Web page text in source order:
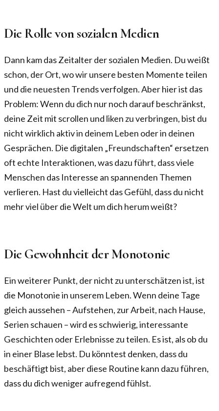
Die Rolle von sozialen Medien
Dann kam das Zeitalter der sozialen Medien. Du weißt
schon, der Ort, wo wir unsere besten Momente teilen
und die neuesten Trends verfolgen. Aber hier ist das
Problem: Wenn du dich nur noch darauf beschränkst,
deine Zeit mit scrollen und liken zu verbringen, bist du
nicht wirklich aktiv in deinem Leben oder in deinen
Gesprächen. Die digitalen „Freundschaften“ ersetzen
oft echte Interaktionen, was dazu führt, dass viele
Menschen das Interesse an spannenden Themen
verlieren. Hast du vielleicht das Gefühl, dass du nicht
mehr viel über die Welt um dich herum weißt?
Die Gewohnheit der Monotonie
Ein weiterer Punkt, der nicht zu unterschätzen ist, ist
die Monotonie in unserem Leben. Wenn deine Tage
gleich aussehen – Aufstehen, zur Arbeit, nach Hause,
Serien schauen – wird es schwierig, interessante
Geschichten oder Erlebnisse zu teilen. Es ist, als ob du
in einer Blase lebst. Du könntest denken, dass du
beschäftigt bist, aber diese Routine kann dazu führen,
dass du dich weniger aufregend fühlst.